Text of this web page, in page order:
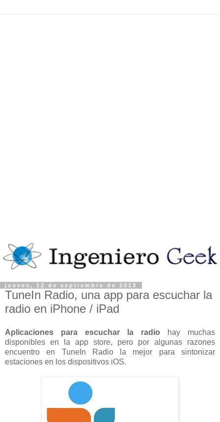
jueves, 12 de septiembre de 2013
TuneIn Radio, una app para escuchar la
radio en iPhone / iPad
Aplicaciones para escuchar la radio hay muchas
disponibles en la app store, pero por algunas razones
encuentro en TuneIn Radio la mejor para sintonizar
estaciones en los dispositivos iOS.